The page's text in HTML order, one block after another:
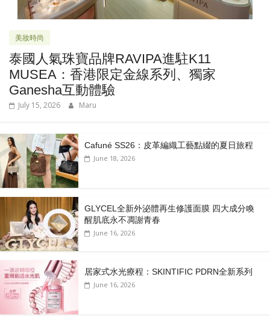
美妝時尚
泰國人氣珠寶品牌RAVIPA進駐K11
MUSEA：香港限定金線系列、獨家
Ganesha互動體驗
July 15, 2026 Maru
Cafuné SS26：皮革編織工藝點綴的夏日旅程
June 18, 2026
GLYCEL全新外泌體再生修護面膜 四大成分喚
醒肌底永不凋謝青春
June 16, 2026
居家式水光療程：SKINTIFIC PDRN全新系列
June 16, 2026